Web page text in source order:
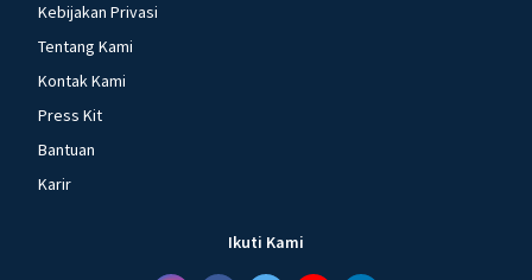
Kebijakan Privasi
Tentang Kami
Kontak Kami
Press Kit
Bantuan
Karir
Ikuti Kami